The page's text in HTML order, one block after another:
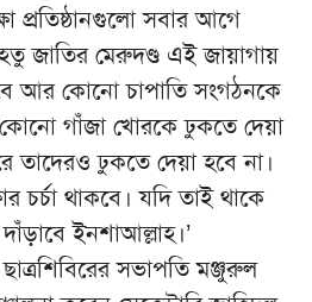
প্রতিষ্ঠানগুলো সবার আগে
জাতির মেরুদণ্ড এই জায়াগায়
আর কোনো চাপাতি সংগঠনকে
গাঁজা খোরকে ঢুকতে দেয়া
তাদেরও ঢুকতে দেয়া হবে না।
চর্চা থাকবে। যদি তাই থাকে
ইনশাআল্লাহ।’
সভাপতি মঞ্জুরুল